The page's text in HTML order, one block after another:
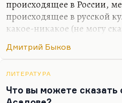
происходящее в России,
происходящее в русской
какое-никакое (не могу
безусловно. Сужу я об
студентов, славистов. Так
бросить то, что я там
Дмитрий Быков
ЛИТЕРАТУРА
Что вы можете сказать